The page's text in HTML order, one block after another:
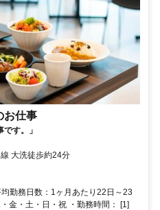
お仕事
す。」
大洗徒歩約24分
勤務日数：1ヶ月あたり22日～23
金・土・日・祝 ・勤務時間： [1]